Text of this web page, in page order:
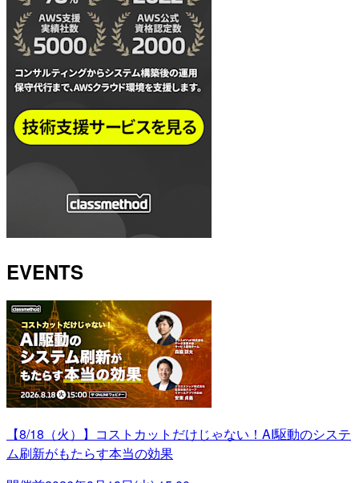
EVENTS
【8/18（火）】コストカットだけじゃない！AI駆動のシステ
ム刷新がもたらす本当の効果